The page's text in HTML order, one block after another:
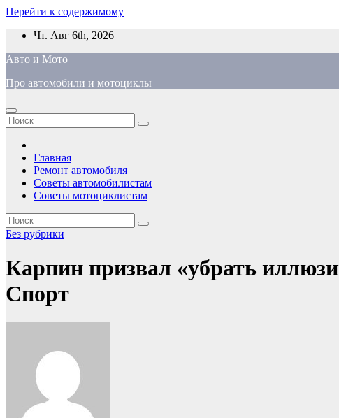
Перейти к содержимому
Чт. Авг 6th, 2026
Авто и Мото
Про автомобили и мотоциклы
Главная
Ремонт автомобиля
Советы автомобилистам
Советы мотоциклистам
Без рубрики
Карпин призвал «убрать
Спорт